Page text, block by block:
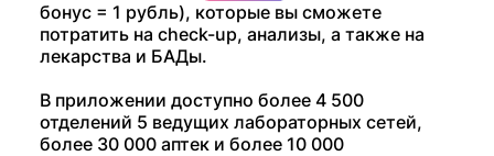
бонус = 1 рубль), которые вы сможете
потратить на check-up, анализы, а также на
лекарства и БАДы.
В приложении доступно более 4 500
отделений 5 ведущих лабораторных сетей,
более 30 000 аптек и более 10 000